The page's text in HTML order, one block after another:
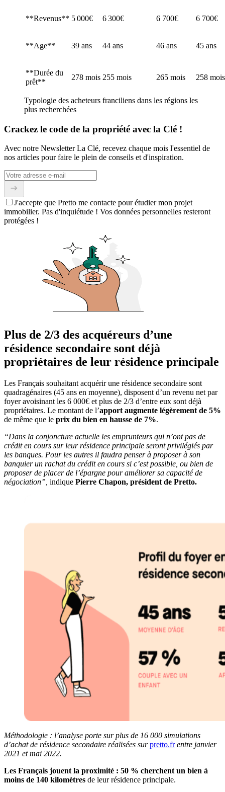
**Revenus** 5 000€ 6 300€ 6 700€ 6 700€
**Age** 39 ans 44 ans 46 ans 45 ans
**Durée du
prêt**
278 mois 255 mois 265 mois 258 mois
Typologie des acheteurs franciliens dans les régions les
plus recherchées
Crackez le code de la propriété avec la Clé !
Avec notre Newsletter La Clé, recevez chaque mois l'essentiel de
nos articles pour faire le plein de conseils et d'inspiration.
J'accepte que Pretto me contacte pour étudier mon projet
immobilier. Pas d'inquiétude ! Vos données personnelles resteront
protégées !
Plus de 2/3 des acquéreurs d’une
résidence secondaire sont déjà
propriétaires de leur résidence principale
Les Français souhaitant acquérir une résidence secondaire sont
quadragénaires (45 ans en moyenne), disposent d’un revenu net par
foyer avoisinant les 6 000€ et plus de 2/3 d’entre eux sont déjà
propriétaires. Le montant de l’apport augmente légèrement de 5%
de même que le prix du bien en hausse de 7%.
“Dans la conjoncture actuelle les emprunteurs qui n’ont pas de
crédit en cours sur leur résidence principale seront privilégiés par
les banques. Pour les autres il faudra penser à proposer à son
banquier un rachat du crédit en cours si c’est possible, ou bien de
proposer de placer de l’épargne pour améliorer sa capacité de
négociation”, indique Pierre Chapon, président de Pretto.
Méthodologie : l’analyse porte sur plus de 16 000 simulations
d’achat de résidence secondaire réalisées surpretto.frentre janvier
2021 et mai 2022.
Les Français jouent la proximité : 50 % cherchent un bien à
moins de 140 kilomètres de leur résidence principale.